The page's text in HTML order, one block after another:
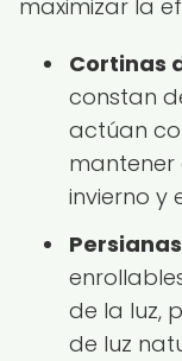
maximizar la
Cortinas
constan
actúan
mantener
invierno y
de la luz,
de luz